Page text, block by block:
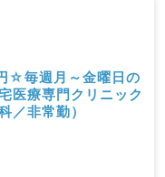
☆毎週月～金曜日の
医療専門クリニック
／非常勤）